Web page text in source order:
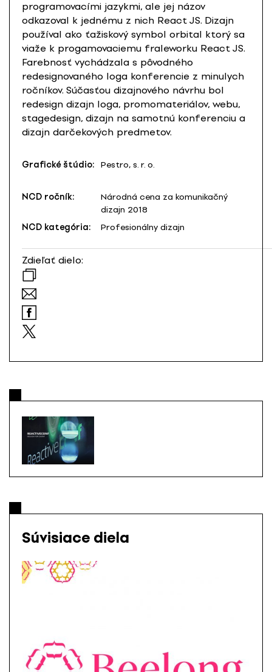
programovacími jazykmi, ale jej názov
odkazoval k jednému z nich React JS. Dizajn
používal ako ťažiskový symbol orbital ktorý sa
viaže k progamovaciemu fraleworku React JS.
Farebnosť vychádzala s pôvodného
redesignovaného loga konferencie z minulych
ročníkov. Súčasťou dizajnového návrhu bol
redesign dizajn loga, promomateriálov, webu,
stagedesign, dizajn na samotnú konferenciu a
dizajn darčekových predmetov.
Grafické štúdio: Pestro, s. r. o.
NCD ročník:
Národná cena za komunikačný
dizajn 2018
NCD kategória:
Profesionálny dizajn
Zdieľať dielo:
Súvisiace diela